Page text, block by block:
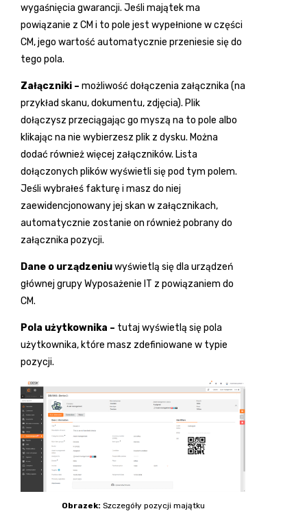
wygaśnięcia gwarancji. Jeśli majątek ma
powiązanie z CM i to pole jest wypełnione w części
CM, jego wartość automatycznie przeniesie się do
tego pola.
Załączniki – możliwość dołączenia załącznika (na
przykład skanu, dokumentu, zdjęcia). Plik
dołączysz przeciągając go myszą na to pole albo
klikając na nie wybierzesz plik z dysku. Można
dodać również więcej załączników. Lista
dołączonych plików wyświetli się pod tym polem.
Jeśli wybrałeś fakturę i masz do niej
zaewidencjonowany jej skan w załącznikach,
automatycznie zostanie on również pobrany do
załącznika pozycji.
Dane o urządzeniuwyświetlą się dla urządzeń
głównej grupy Wyposażenie IT z powiązaniem do
CM.
Pola użytkownika – tutaj wyświetlą się pola
użytkownika, które masz zdefiniowane w typie
pozycji.
Obrazek: Szczegóły pozycji majątku